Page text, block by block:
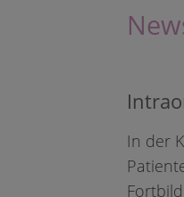
In der